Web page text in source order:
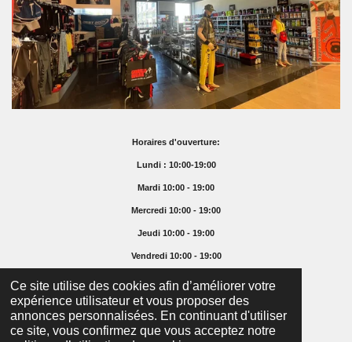
Ce site utilise des cookies afin d’améliorer votre
expérience utilisateur et vous proposer des
annonces personnalisées. En continuant d'utiliser
ce site, vous confirmez que vous acceptez notre
Horaires d'ouverture:
Lundi : 10:00-19:00
Mardi 10:00 - 19:00
Mercredi 10:00 - 19:00
Jeudi 10:00 - 19:00
Vendredi 10:00 - 19:00
Samedi 10:00 - 16:00
Dimanche Fermé
© 2025 Supremefoodshop.ch